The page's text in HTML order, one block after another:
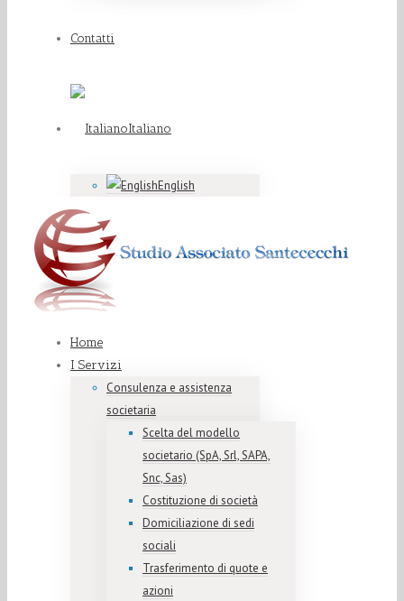
Contatti
Italiano
English
Home
I Servizi
Consulenza e assistenza
societaria
Scelta del modello
societario (SpA, Srl, SAPA,
Snc, Sas)
Costituzione di società
Domiciliazione di sedi
sociali
Trasferimento di quote e
azioni